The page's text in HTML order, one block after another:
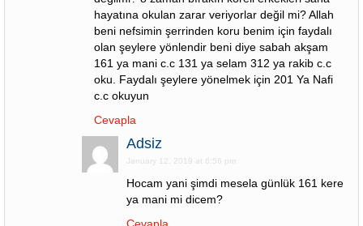
hayatına okulan zarar veriyorlar değil mi? Allah
beni nefsimin şerrinden koru benim için faydalı
olan şeylere yönlendir beni diye sabah akşam
161 ya mani c.c 131 ya selam 312 ya rakib c.c
oku. Faydalı şeylere yönelmek için 201 Ya Nafi
c.c okuyun
Cevapla
Adsiz
January 12, 2019 at 6:56 pm
Hocam yani şimdi mesela günlük 161 kere
ya mani mi dicem?